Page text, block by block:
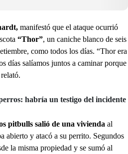
manifestó que el ataque ocurrió
“Thor”, un caniche blanco de seis
como todos los días. “Thor era
días salíamos juntos a caminar porque
habría un testigo del incidente
pitbulls salió de una vivienda al
abierto y atacó a su perrito. Segundos
la misma propiedad y se sumó al